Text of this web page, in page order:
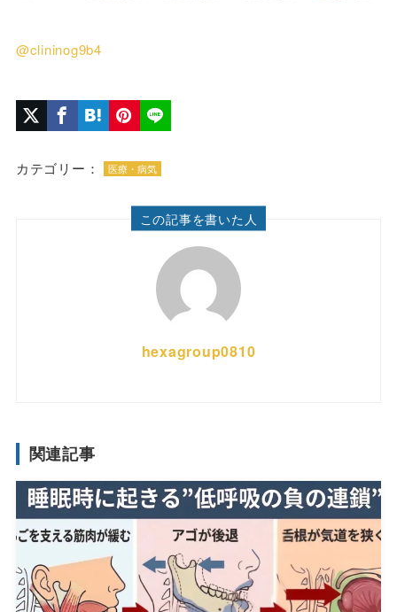
@clininog9b4
カテゴリー： 医療・病気
この記事を書いた人
hexagroup0810
関連記事